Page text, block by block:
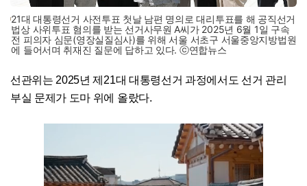
21대 대통령선거 사전투표 첫날 남편 명의로 대리투표를 해 공직선거
법상 사위투표 혐의를 받는 선거사무원 A씨가 2025년 6월 1일 구속
전 피의자 심문(영장실질심사)를 위해 서울 서초구 서울중앙지방법원
에 들어서며 취재진 질문에 답하고 있다. ⓒ연합뉴스
선관위는 2025년 제21대 대통령선거 과정에서도 선거 관리
부실 문제가 도마 위에 올랐다.